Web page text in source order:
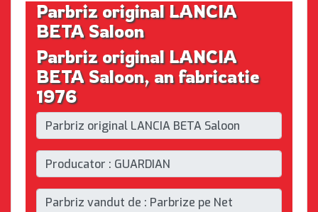
Parbriz original LANCIA
BETA Saloon
Parbriz original LANCIA
BETA Saloon, an fabricatie
1976